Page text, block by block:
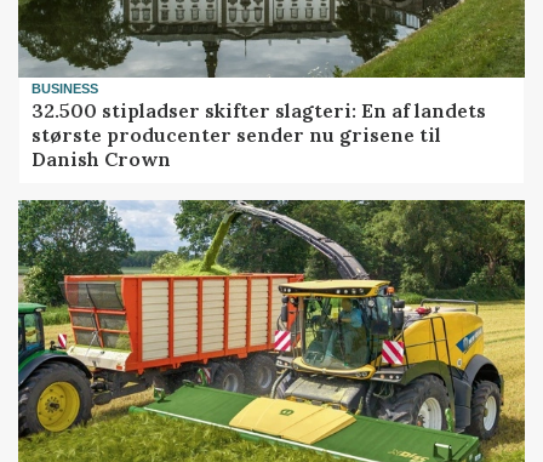
BUSINESS
32.500 stipladser skifter slagteri: En af landets
største producenter sender nu grisene til
Danish Crown